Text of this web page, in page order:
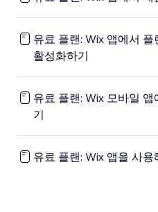
유료 플랜: Wix 앱에서
활성화하기
유료 플랜: Wix 모바일
기
유료 플랜: Wix 앱을 사용